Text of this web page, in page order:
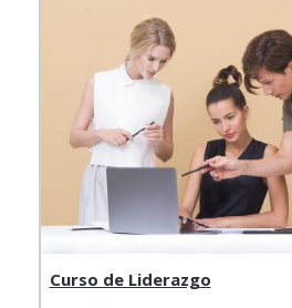
Curso de Liderazgo